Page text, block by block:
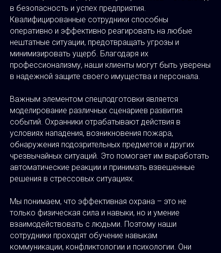
в безопасность и успех предприятия.
Квалифицированные сотрудники способны
оперативно и эффективно реагировать на любые
нештатные ситуации, предотвращать угрозы и
минимизировать ущерб. Благодаря их
профессионализму, наши клиенты могут быть уверены
в надежной защите своего имущества и персонала.
Важным элементом спецподготовки является
моделирование различных сценариев развития
событий. Охранники отрабатывают действия в
условиях нападения, возникновения пожара,
обнаружения подозрительных предметов и других
чрезвычайных ситуаций. Это помогает им выработать
автоматические реакции и принимать взвешенные
решения в стрессовых ситуациях.
Мы понимаем, что эффективная охрана – это не
только физическая сила и навыки, но и умение
взаимодействовать с людьми. Поэтому наши
сотрудники проходят обучение навыкам
коммуникации, конфликтологии и психологии. Они